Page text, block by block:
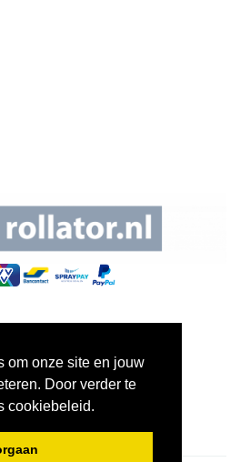
om onze site en jouw
Door verder te
cookiebeleid.